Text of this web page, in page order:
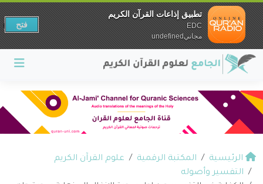
الرئيسية المكتبة الرقمية
علوم القرآن الكريم
التفسير وأصوله
تطبيق إذاعات القرآن الكريم
EDC
مجانيundefined
فتح